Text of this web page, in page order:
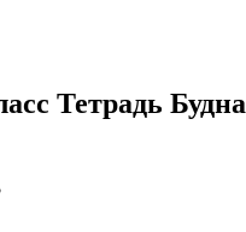
Тетрадь Будна